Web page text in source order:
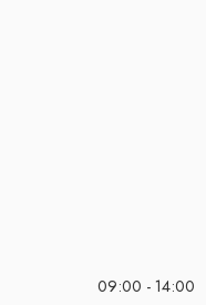
09:00 - 14:00